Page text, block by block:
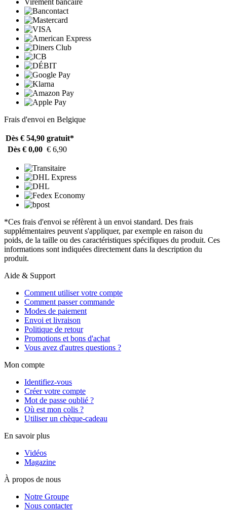
Frais d'envoi en Belgique
Dès € 54,90 gratuit*
Dès € 0,00 € 6,90
*Ces frais d'envoi se réfèrent à un envoi standard. Des frais
supplémentaires peuvent s'appliquer, par exemple en raison du
poids, de la taille ou des caractéristiques spécifiques du produit. Ces
informations sont indiquées directement dans la description du
produit.
Aide & Support
Comment utiliser votre compte
Comment passer commande
Modes de paiement
Envoi et livraison
Politique de retour
Promotions et bons d'achat
Vous avez d'autres questions ?
Mon compte
Identifiez-vous
Créer votre compte
Mot de passe oublié ?
Où est mon colis ?
Utiliser un chèque-cadeau
En savoir plus
Vidéos
Magazine
À propos de nous
Notre Groupe
Nous contacter